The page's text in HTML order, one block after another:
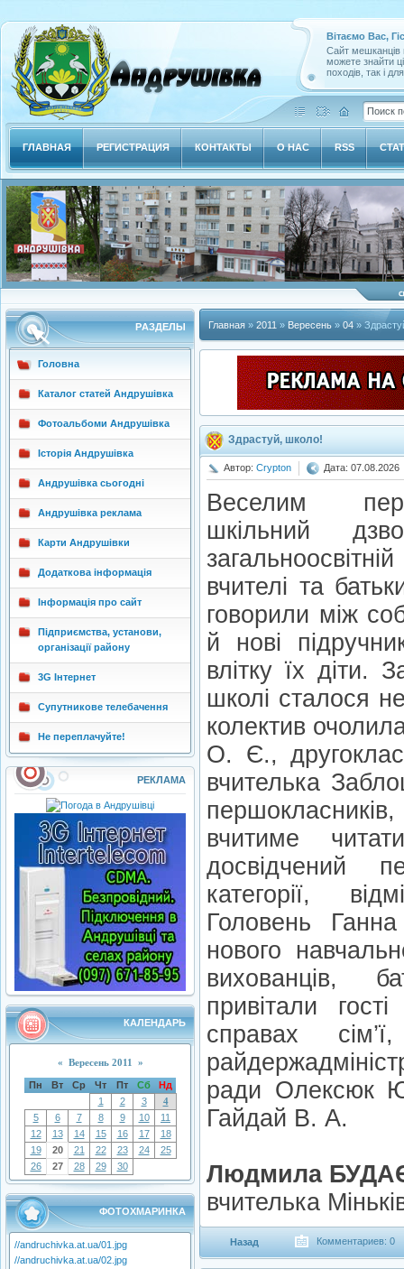
Вітаємо Вас,
Сайт мешканців
можете знайти
походів, так і
ГЛАВНАЯ РЕГИСТРАЦИЯ КОНТАКТЫ О НАС RSS
РAЗДЕЛЫ
Головна
Каталог статей Андрушівка
Фотоальбоми Андрушівка
Історія Андрушівка
Андрушівка сьогодні
Андрушівка реклама
Карти Андрушівки
Додаткова інформація
Інформація про сайт
Підприємства, установи,
організації району
3G Інтернет
Супутникове телебачення
Не переплачуйте!
РЕКЛАМА
КАЛЕНДАРЬ
« Вересень 2011 »
Пн Вт Ср Чт Пт Сб
Нд
1
2 3
4
5
6 7 8 9 10
11
12
13 14 15 16 17
18
19
20 21 22 23 24
25
26
27 28 29 30
ФОТОХМАРИНКА
//andruchivka.at.ua/01.jpg
//andruchivka.at.ua/02.jpg
Главная » 2011 » Вересень » 04 »
Здрастуй, школо!
Автор: Crypton Дата: 07.08.2026
Веселим
шкільний
вчителі та
говорили між
й нові
влітку їх діти.
школі сталося
колектив
О. Є.,
вчителька
вчитиме
досвідчений
категорії,
Головень
нового
вихованців,
привітали
справах
ради Олексюк
Гайдай В. А.
Людмила
вчителька
Назад Комментариев: 0